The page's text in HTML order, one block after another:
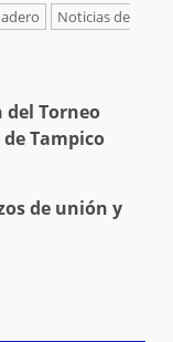
Noticias de
del Torneo
Tampico
de unión y